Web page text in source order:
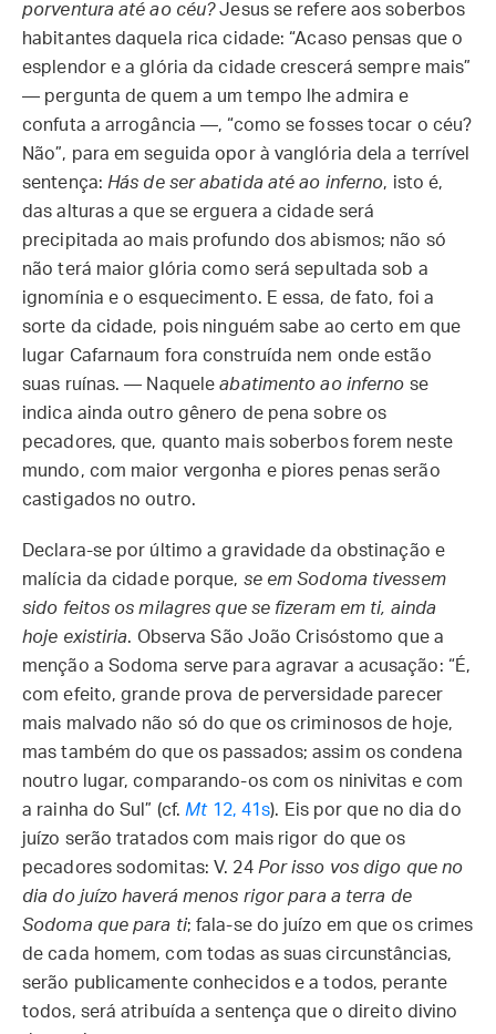
porventura até ao céu?Jesus se refere aos soberbos
habitantes daquela rica cidade: “Acaso pensas que o
esplendor e a glória da cidade crescerá sempre mais”
— pergunta de quem a um tempo lhe admira e
confuta a arrogância —, “como se fosses tocar o céu?
Não”, para em seguida opor à vanglória dela a terrível
sentença: Hás de ser abatida até ao inferno, isto é,
das alturas a que se erguera a cidade será
precipitada ao mais profundo dos abismos; não só
não terá maior glória como será sepultada sob a
ignomínia e o esquecimento. E essa, de fato, foi a
sorte da cidade, pois ninguém sabe ao certo em que
lugar Cafarnaum fora construída nem onde estão
suas ruínas. — Naqueleabatimento ao inferno se
indica ainda outro gênero de pena sobre os
pecadores, que, quanto mais soberbos forem neste
mundo, com maior vergonha e piores penas serão
castigados no outro.
Declara-se por último a gravidade da obstinação e
malícia da cidade porque, se em Sodoma tivessem
sido feitos os milagres que se fizeram em ti, ainda
hoje existiria. Observa São João Crisóstomo que a
menção a Sodoma serve para agravar a acusação: “É,
com efeito, grande prova de perversidade parecer
mais malvado não só do que os criminosos de hoje,
mas também do que os passados; assim os condena
noutro lugar, comparando-os com os ninivitas e com
a rainha do Sul” (cf. Mt12, 41s). Eis por que no dia do
juízo serão tratados com mais rigor do que os
pecadores sodomitas: V. 24 Por isso vos digo que no
dia do juízo haverá menos rigor para a terra de
Sodoma que para ti; fala-se do juízo em que os crimes
de cada homem, com todas as suas circunstâncias,
serão publicamente conhecidos e a todos, perante
todos, será atribuída a sentença que o direito divino